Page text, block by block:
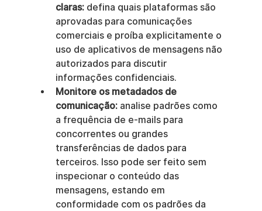
claras: defina quais plataformas são
aprovadas para comunicações
comerciais e proíba explicitamente o
uso de aplicativos de mensagens não
autorizados para discutir
informações confidenciais.
Monitore os metadados de
comunicação: analise padrões como
a frequência de e-mails para
concorrentes ou grandes
transferências de dados para
terceiros. Isso pode ser feito sem
inspecionar o conteúdo das
mensagens, estando em
conformidade com os padrões da